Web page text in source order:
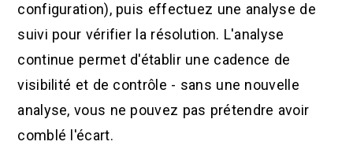
configuration), puis effectuez une analyse de
suivi pour vérifier la résolution. L'analyse
continue permet d'établir une cadence de
visibilité et de contrôle - sans une nouvelle
analyse, vous ne pouvez pas prétendre avoir
comblé l'écart.